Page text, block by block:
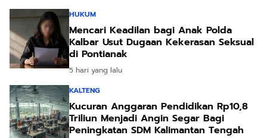
HUKUM
Mencari Keadilan bagi Anak Polda
Kalbar Usut Dugaan Kekerasan Seksual
di Pontianak
5 hari yang lalu
KALTENG
Kucuran Anggaran Pendidikan Rp10,8
Triliun Menjadi Angin Segar Bagi
Peningkatan SDM Kalimantan Tengah